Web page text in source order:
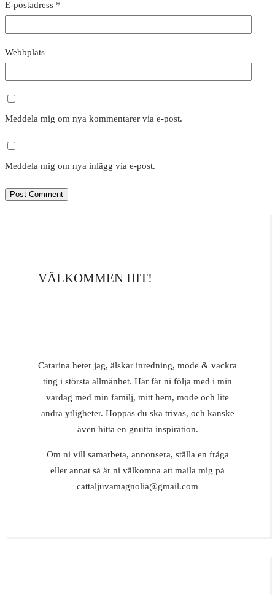
E-postadress *
Webbplats
Meddela mig om nya kommentarer via e-post.
Meddela mig om nya inlägg via e-post.
VÄLKOMMEN HIT!
Catarina heter jag, älskar inredning, mode & vackra
ting i största allmänhet. Här får ni följa med i min
vardag med min familj, mitt hem, mode och lite
andra ytligheter. Hoppas du ska trivas, och kanske
även hitta en gnutta inspiration.
Om ni vill samarbeta, annonsera, ställa en fråga
eller annat så är ni välkomna att maila mig på
cattaljuvamagnolia@gmail.com